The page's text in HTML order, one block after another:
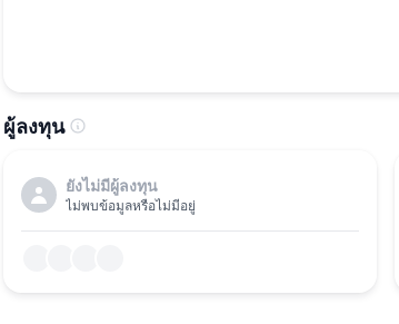
ผู้ลงทุน
ยังไม่มีผู้ลงทุน
ไม่พบข้อมูลหรือไม่มีอยู่